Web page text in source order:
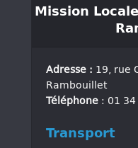
Mission
Adresse : 19, rue
Rambouillet
Téléphone : 01
Transport